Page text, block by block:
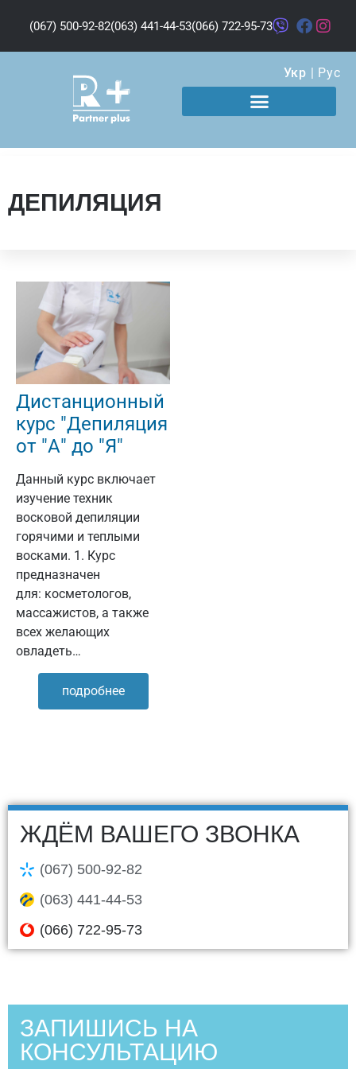
(067) 500-92-82(063) 441-44-53(066) 722-95-73
Укр | Рус
ДЕПИЛЯЦИЯ
Дистанционный
курс "Депиляция
от "А" до "Я"
Данный курс включает
изучение техник
восковой депиляции
горячими и теплыми
восками. 1. Курс
предназначен
для: косметологов,
массажистов, а также
всех желающих
овладеть…
подробнее
ЖДЁМ ВАШЕГО ЗВОНКА
(067) 500-92-82
(063) 441-44-53
(066) 722-95-73
ЗАПИШИСЬ НА
КОНСУЛЬТАЦИЮ